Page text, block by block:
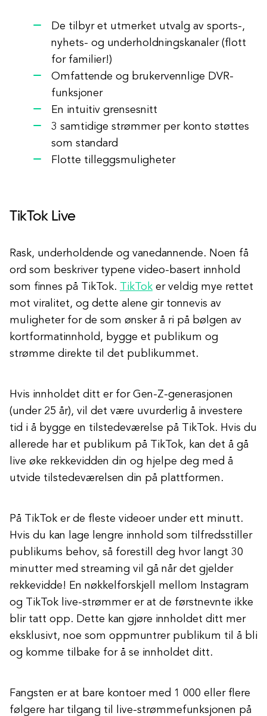
De tilbyr et utmerket utvalg av sports-,
nyhets- og underholdningskanaler (flott
for familier!)
Omfattende og brukervennlige DVR-
funksjoner
En intuitiv grensesnitt
3 samtidige strømmer per konto støttes
som standard
Flotte tilleggsmuligheter
TikTok Live
Rask, underholdende og vanedannende. Noen få
ord som beskriver typene video-basert innhold
som finnes på TikTok. TikTok er veldig mye rettet
mot viralitet, og dette alene gir tonnevis av
muligheter for de som ønsker å ri på bølgen av
kortformatinnhold, bygge et publikum og
strømme direkte til det publikummet.
Hvis innholdet ditt er for Gen-Z-generasjonen
(under 25 år), vil det være uvurderlig å investere
tid i å bygge en tilstedeværelse på TikTok. Hvis du
allerede har et publikum på TikTok, kan det å gå
live øke rekkevidden din og hjelpe deg med å
utvide tilstedeværelsen din på plattformen.
På TikTok er de fleste videoer under ett minutt.
Hvis du kan lage lengre innhold som tilfredsstiller
publikums behov, så forestill deg hvor langt 30
minutter med streaming vil gå når det gjelder
rekkevidde! En nøkkelforskjell mellom Instagram
og TikTok live-strømmer er at de førstnevnte ikke
blir tatt opp. Dette kan gjøre innholdet ditt mer
eksklusivt, noe som oppmuntrer publikum til å bli
og komme tilbake for å se innholdet ditt.
Fangsten er at bare kontoer med 1 000 eller flere
følgere har tilgang til live-strømmefunksjonen på